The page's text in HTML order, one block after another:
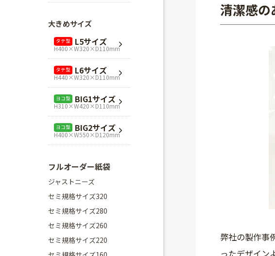
清潔感
弊社の製作事
ったデザイン
正方形 Mスクエア
H280×W280×D80mm
正方形 Lスクエア
H320×W320×D110mm
大きめサイズ
タテ型 L5サイズ
H400×W320×D110mm
タテ型 L6サイズ
H440×W320×D110mm
ヨコ型 BIG1サイズ
H310×W420×D110mm
ヨコ型 BIG2サイズ
H400×W550×D120mm
フルオーダー紙袋
ジャストニーズ
セミ規格サイズ320
セミ規格サイズ280
セミ規格サイズ260
セミ規格サイズ220